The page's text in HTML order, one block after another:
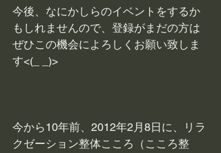
今後、なにかしらのイベントをするか
もしれませんので、登録がまだの方は
ぜひこの機会によろしくお願い致しま
す<(_ _)>
今から10年前、2012年2月8日に、リラ
クゼーション整体こころ（こころ整